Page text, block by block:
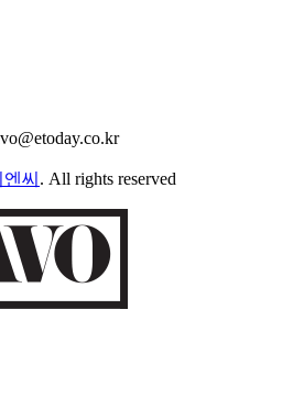
씨 . All rights reserved